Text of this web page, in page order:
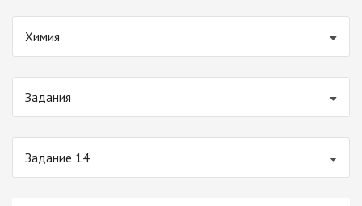
Химия
Задания
Задание 14